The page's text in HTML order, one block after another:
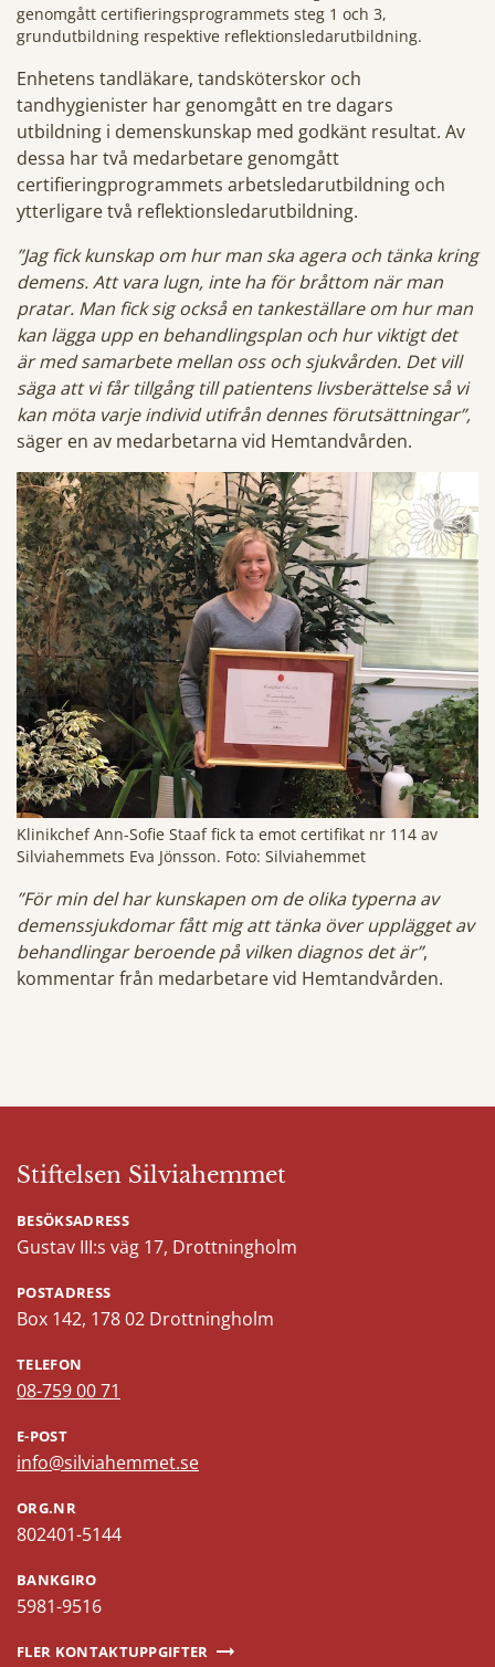
genomgått certifieringsprogrammets steg 1 och 3,
grundutbildning respektive reflektionsledarutbildning.
Enhetens tandläkare, tandsköterskor och
tandhygienister har genomgått en tre dagars
utbildning i demenskunskap med godkänt resultat. Av
dessa har två medarbetare genomgått
certifieringprogrammets arbetsledarutbildning och
ytterligare två reflektionsledarutbildning.
”Jag fick kunskap om hur man ska agera och tänka kring
demens. Att vara lugn, inte ha för bråttom när man
pratar. Man fick sig också en tankeställare om hur man
kan lägga upp en behandlingsplan och hur viktigt det
är med samarbete mellan oss och sjukvården. Det vill
säga att vi får tillgång till patientens livsberättelse så vi
kan möta varje individ utifrån dennes förutsättningar”,
säger en av medarbetarna vid Hemtandvården.
Klinikchef Ann-Sofie Staaf fick ta emot certifikat nr 114 av
Silviahemmets Eva Jönsson. Foto: Silviahemmet
”För min del har kunskapen om de olika typerna av
demenssjukdomar fått mig att tänka över upplägget av
behandlingar beroende på vilken diagnos det är”,
kommentar från medarbetare vid Hemtandvården.
Stiftelsen Silviahemmet
BESÖKSADRESS
Gustav III:s väg 17, Drottningholm
POSTADRESS
Box 142, 178 02 Drottningholm
TELEFON
08-759 00 71
E-POST
info@silviahemmet.se
ORG.NR
802401-5144
BANKGIRO
5981-9516
FLER KONTAKTUPPGIFTER